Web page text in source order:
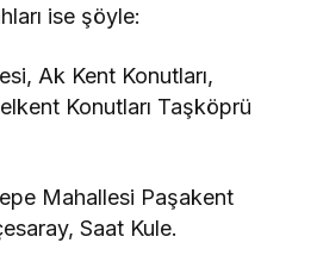
ise şöyle:
Ak Kent Konutları,
Konutları Taşköprü
Mahallesi Paşakent
Saat Kule.